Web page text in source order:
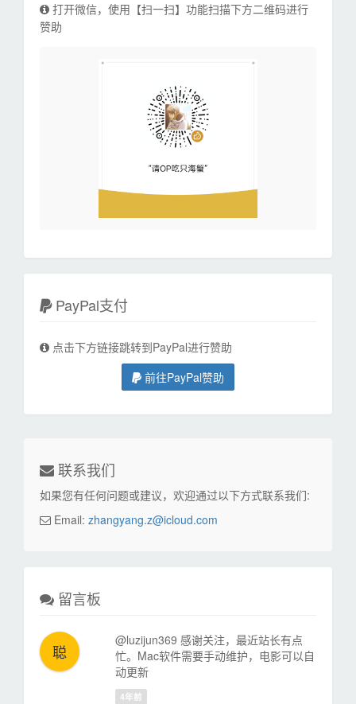
打开微信，使用【扫一扫】功能扫描下方二维码进行
赞助
PayPal支付
点击下方链接跳转到PayPal进行赞助
前往PayPal赞助
联系我们
如果您有任何问题或建议，欢迎通过以下方式联系我们:
Email: zhangyang.z@icloud.com
留言板
聪
@luzijun369 感谢关注，最近站长有点
忙。Mac软件需要手动维护，电影可以自
动更新
4年前